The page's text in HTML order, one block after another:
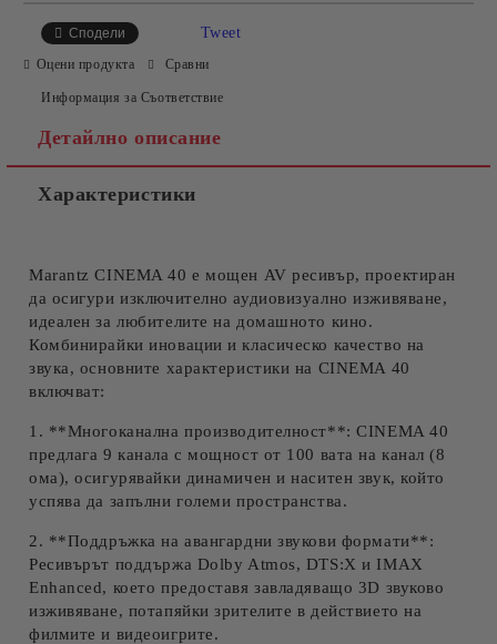
Съгласен съм с
Ние ще се свържем с вас в рамките на работния ден.
Сподели Tweet
Оцени продукта Сравни
Информация за Съответствие
Детайлно описание
Характеристики
Marantz CINEMA 40 е мощен AV ресивър, проектиран
да осигури изключително аудиовизуално изживяване,
идеален за любителите на домашното кино.
Комбинирайки иновации и класическо качество на
звука, основните характеристики на CINEMA 40
включват:
1. **Многоканална производителност**: CINEMA 40
предлага 9 канала с мощност от 100 вата на канал (8
ома), осигурявайки динамичен и наситен звук, който
успява да запълни големи пространства.
2. **Поддръжка на авангардни звукови формати**:
Ресивърът поддържа Dolby Atmos, DTS:X и IMAX
Enhanced, което предоставя завладяващо 3D звуково
изживяване, потапяйки зрителите в действието на
филмите и видеоигрите.